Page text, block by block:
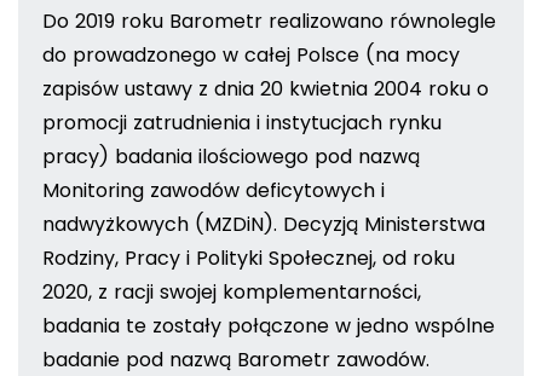
Do 2019 roku Barometr realizowano równolegle
do prowadzonego w całej Polsce (na mocy
zapisów ustawy z dnia 20 kwietnia 2004 roku o
promocji zatrudnienia i instytucjach rynku
pracy) badania ilościowego pod nazwą
Monitoring zawodów deficytowych i
nadwyżkowych (MZDiN). Decyzją Ministerstwa
Rodziny, Pracy i Polityki Społecznej, od roku
2020, z racji swojej komplementarności,
badania te zostały połączone w jedno wspólne
badanie pod nazwą Barometr zawodów.